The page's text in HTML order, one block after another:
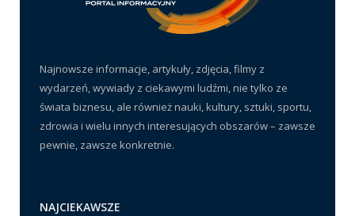
Najnowsze informacje, artykuły, zdjęcia, filmy z
wydarzeń, wywiady z ciekawymi ludźmi, nie tylko ze
świata biznesu, ale również nauki, kultury, sztuki, sportu,
zdrowia i wielu innych interesujących obszarów – zawsze
pewnie, zawsze konkretnie.
NAJCIEKAWSZE